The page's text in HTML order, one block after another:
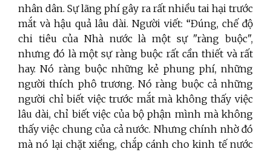
nhân dân. Sự lãng phí gây ra rất nhiều tai hại trước
mắt và hậu quả lâu dài. Người viết: “Đúng, chế độ
chi tiêu của Nhà nước là một sự "ràng buộc",
nhưng đó là một sự ràng buộc rất cần thiết và rất
hay. Nó ràng buộc những kẻ phung phí, những
người thích phô trương. Nó ràng buộc cả những
người chỉ biết việc trước mắt mà không thấy việc
lâu dài, chỉ biết việc của bộ phận mình mà không
thấy việc chung của cả nước. Nhưng chính nhờ đó
mà nó lại chặt xiềng, chắp cánh cho kinh tế nước